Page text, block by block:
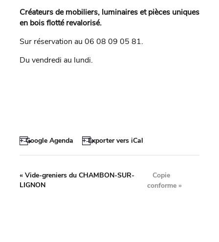
Créateurs de mobiliers, luminaires et pièces uniques
en bois flotté revalorisé.
Sur réservation au 06 08 09 05 81.
Du vendredi au lundi.
+ Google Agenda + Exporter vers iCal
« Vide-greniers du CHAMBON-SUR-
LIGNON
Copie
conforme»